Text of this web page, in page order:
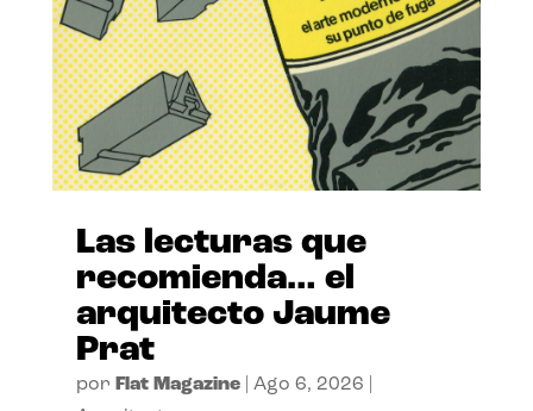
Las lecturas que
recomienda… el
arquitecto Jaume
Prat
por Flat Magazine| Ago 6, 2026